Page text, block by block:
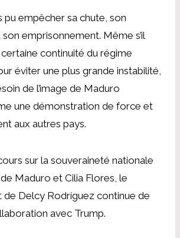
pu empêcher sa chute, son
emprisonnement. Même s’il
continuité du régime
éviter une plus grande instabilité,
de l’image de Maduro
une démonstration de force et
aux autres pays.
sur la souveraineté nationale
Maduro et Cilia Flores, le
Delcy Rodríguez continue de
avec Trump.